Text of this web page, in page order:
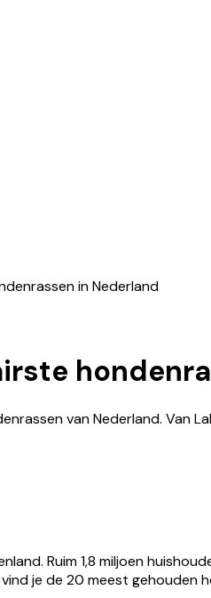
in Nederland
van Nederland. Van
Ruim 1,8 miljoen
je de 20 meest gehouden